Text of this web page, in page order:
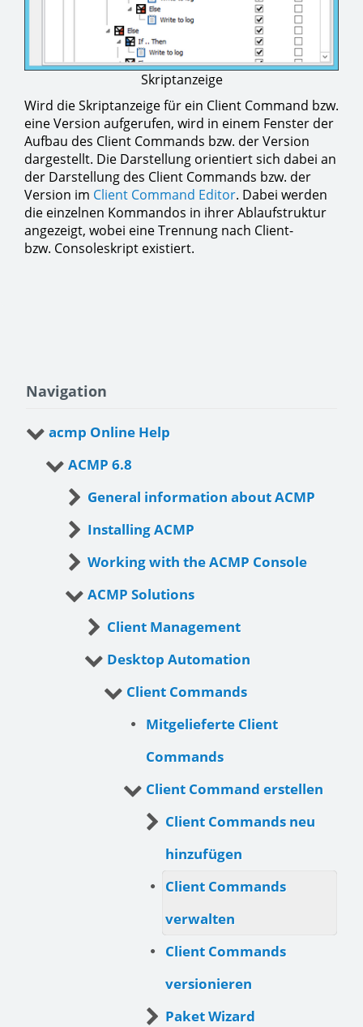
Skriptanzeige
Wird die Skriptanzeige für ein Client Command bzw.
eine Version aufgerufen, wird in einem Fenster der
Aufbau des Client Commands bzw. der Version
dargestellt. Die Darstellung orientiert sich dabei an
der Darstellung des Client Commands bzw. der
Version im Client Command Editor. Dabei werden
die einzelnen Kommandos in ihrer Ablaufstruktur
angezeigt, wobei eine Trennung nach Client-
bzw. Consoleskript existiert.
Navigation
acmp Online Help
ACMP 6.8
General information about ACMP
Installing ACMP
Working with the ACMP Console
ACMP Solutions
Client Management
Desktop Automation
Client Commands
Mitgelieferte Client
Commands
Client Command erstellen
Client Commands neu
hinzufügen
Client Commands
verwalten
Client Commands
versionieren
Paket Wizard